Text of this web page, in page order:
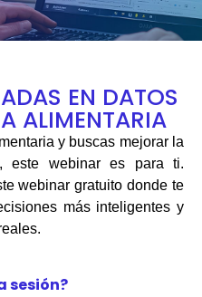
EN DATOS
ALIMENTARIA
y buscas mejorar la
este webinar es para ti.
webinar gratuito donde te
más inteligentes y
sesión?